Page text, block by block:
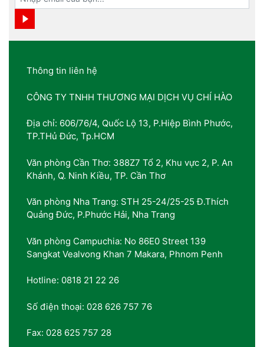
Thông tin liên hệ
CÔNG TY TNHH THƯƠNG MẠI DỊCH VỤ CHÍ HÀO
Địa chỉ: 606/76/4, Quốc Lộ 13, P.Hiệp Bình Phước,
TP.THủ Đức, Tp.HCM
Văn phòng Cần Thơ: 388Z7 Tổ 2, Khu vực 2, P. An
Khánh, Q. Ninh Kiều, TP. Cần Thơ
Văn phòng Nha Trang: STH 25-24/25-25 Đ.Thích
Quảng Đức, P.Phước Hải, Nha Trang
Văn phòng Campuchia: No 86E0 Street 139
Sangkat Vealvong Khan 7 Makara, Phnom Penh
Hotline: 0818 21 22 26
Số điện thoại: 028 626 757 76
Fax: 028 625 757 28